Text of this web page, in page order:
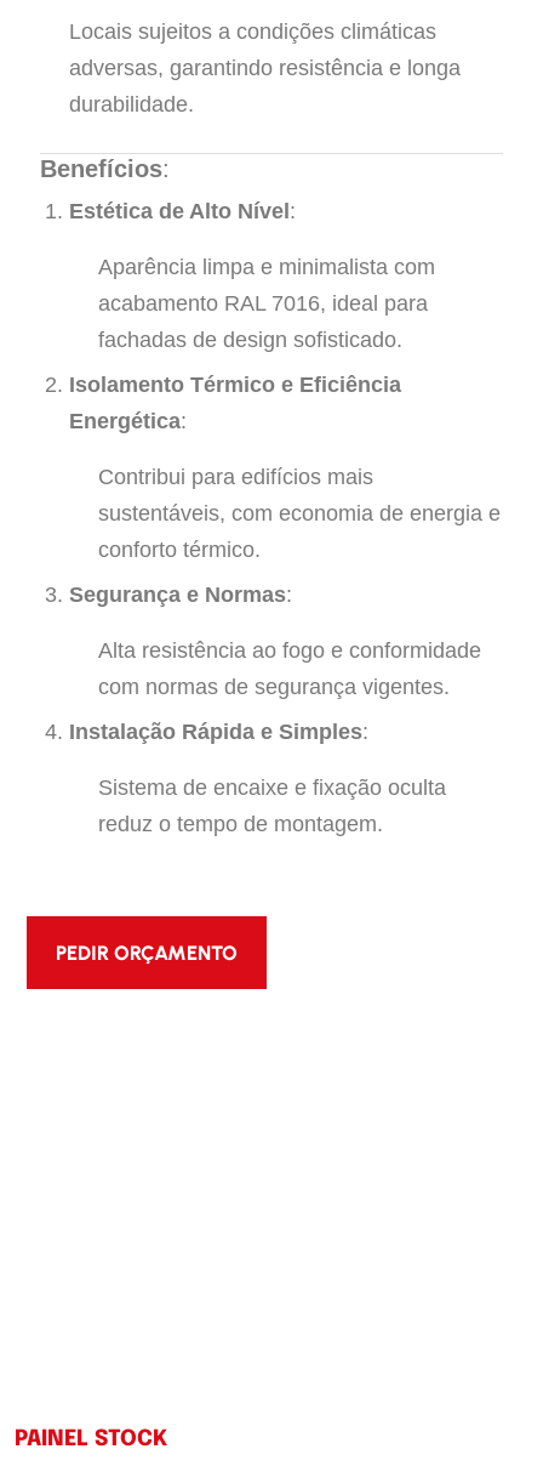
Locais sujeitos a condições climáticas
adversas, garantindo resistência e longa
durabilidade.
Benefícios:
Estética de Alto Nível:
Aparência limpa e minimalista com
acabamento RAL 7016, ideal para
fachadas de design sofisticado.
Isolamento Térmico e Eficiência
Energética:
Contribui para edifícios mais
sustentáveis, com economia de energia e
conforto térmico.
Segurança e Normas:
Alta resistência ao fogo e conformidade
com normas de segurança vigentes.
Instalação Rápida e Simples:
Sistema de encaixe e fixação oculta
reduz o tempo de montagem.
PEDIR ORÇAMENTO
PAINEL STOCK